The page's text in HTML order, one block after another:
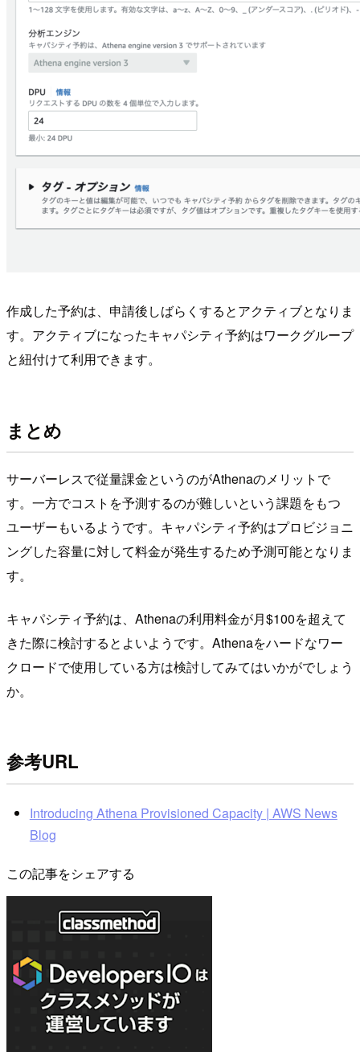
作成した予約は、申請後しばらくするとアクティブとなりま
す。アクティブになったキャパシティ予約はワークグループ
と紐付けて利用できます。
まとめ
サーバーレスで従量課金というのがAthenaのメリットで
す。一方でコストを予測するのが難しいという課題をもつ
ユーザーもいるようです。キャパシティ予約はプロビジョニ
ングした容量に対して料金が発生するため予測可能となりま
す。
キャパシティ予約は、Athenaの利用料金が月$100を超えて
きた際に検討するとよいようです。Athenaをハードなワー
クロードで使用している方は検討してみてはいかがでしょう
か。
参考URL
Introducing Athena Provisioned Capacity | AWS News
Blog
この記事をシェアする